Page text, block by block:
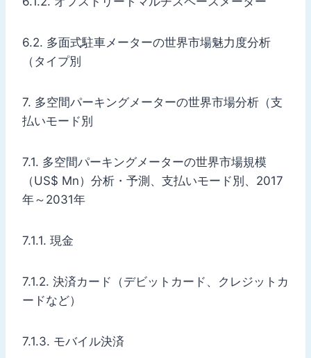
6.2. 多面式駐車メーターの世界市場魅力度分析
（タイプ別
7. 多空間パーキングメーターの世界市場分析（支
払いモード別
7.1. 多空間パーキングメーターの世界市場規模
（US$ Mn）分析・予測、支払いモード別、2017
年～2031年
7.1.1. 現金
7.1.2. 決済カード（デビットカード、クレジットカ
ードなど）
7.1.3. モバイル決済